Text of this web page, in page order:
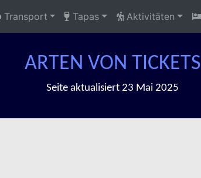
Transport Tapas Aktivitäten
ARTEN VON TICKETS
Seite aktualisiert 23 Mai 2025